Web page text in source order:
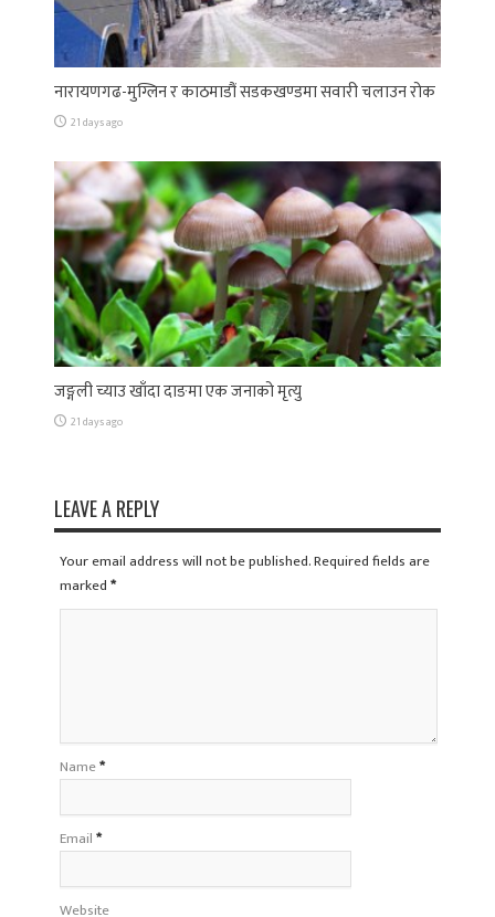
नारायणगढ-मुग्लिन र काठमाडौं सडकखण्डमा सवारी चलाउन रोक
21 days ago
जङ्गली च्याउ खाँदा दाङमा एक जनाको मृत्यु
21 days ago
LEAVE A REPLY
Your email address will not be published. Required fields are
marked*
Name*
Email*
Website